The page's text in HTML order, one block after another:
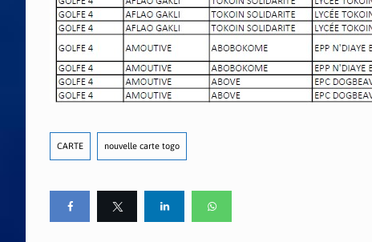
CARTE nouvelle carte togo